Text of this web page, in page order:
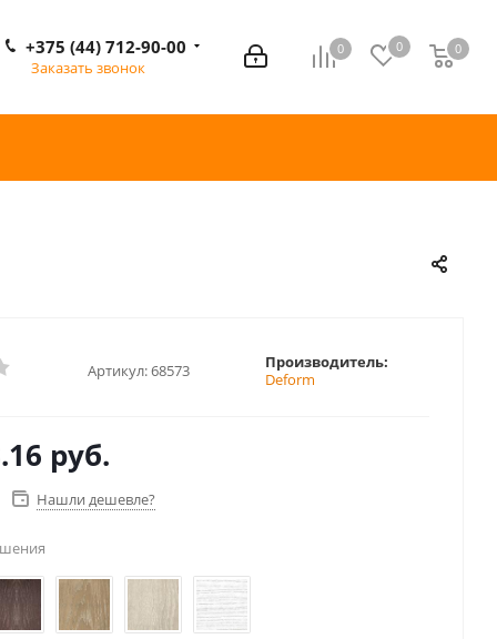
0 0 0
0
+375 (44) 712-90-00
Заказать звонок
Артикул:68573
Производитель:
Deform
руб.
Нашли дешевле?